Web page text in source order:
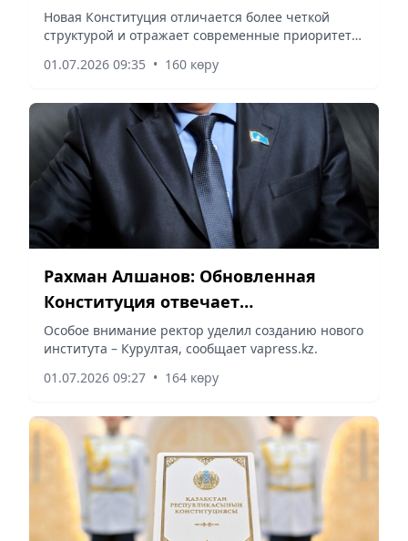
из ключевых приоритетов»
Новая Конституция отличается более четкой
структурой и отражает современные приоритеты
01.07.2026 09:35 • 160 көру
Рахман Алшанов: Обновленная
Конституция отвечает
современным вызовам
Особое внимание ректор уделил созданию нового
института – Курултая, сообщает vapress.kz.
01.07.2026 09:27 • 164 көру